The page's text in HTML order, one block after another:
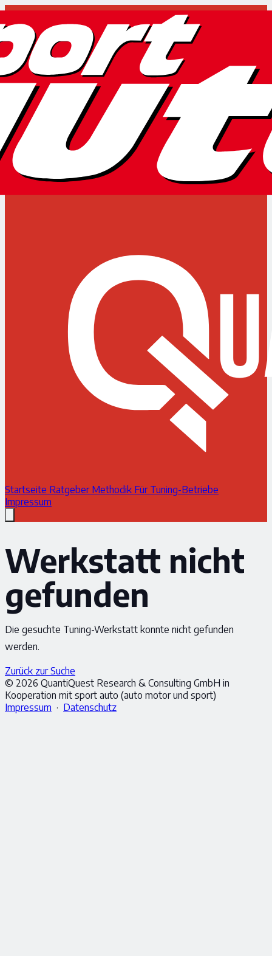
Startseite Ratgeber Methodik Für Tuning-Betriebe
Impressum
Werkstatt nicht
gefunden
Die gesuchte Tuning-Werkstatt konnte nicht gefunden
werden.
Zurück zur Suche
© 2026 QuantiQuest Research & Consulting GmbH in
Kooperation mit sport auto (auto motor und sport)
Impressum · Datenschutz